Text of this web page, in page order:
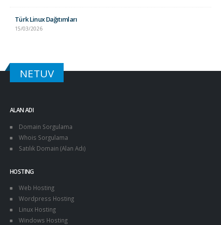
Türk Linux Dağıtımları
15/03/2026
NETUV
ALAN ADI
Domain Sorgulama
Whois Sorgulama
Satılık Domain (Alan Adı)
HOSTING
Web Hosting
Wordpress Hosting
Linux Hosting
Windows Hosting